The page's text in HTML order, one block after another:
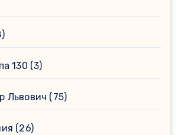
130 (3)
Львович (75)
(26)